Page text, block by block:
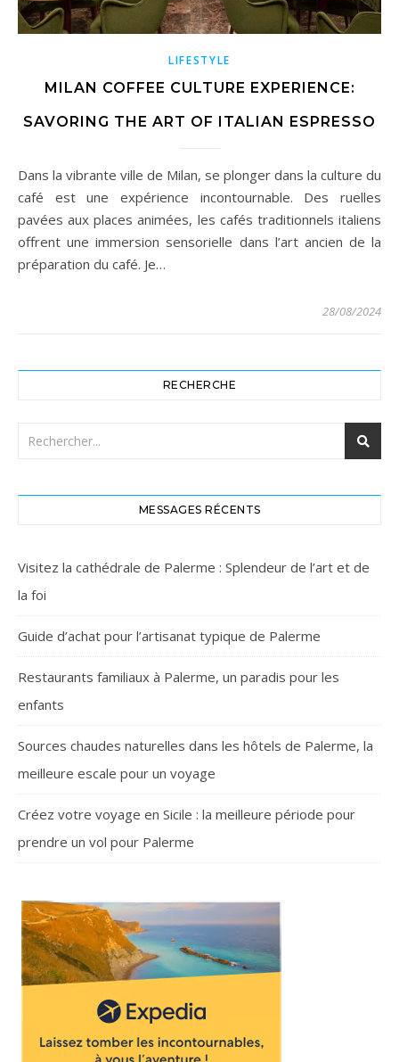
LIFESTYLE
MILAN COFFEE CULTURE EXPERIENCE:
SAVORING THE ART OF ITALIAN ESPRESSO
Dans la vibrante ville de Milan, se plonger dans la culture du
café est une expérience incontournable. Des ruelles
pavées aux places animées, les cafés traditionnels italiens
offrent une immersion sensorielle dans l’art ancien de la
préparation du café. Je…
28/08/2024
RECHERCHE
MESSAGES RÉCENTS
Visitez la cathédrale de Palerme : Splendeur de l’art et de
la foi
Guide d’achat pour l’artisanat typique de Palerme
Restaurants familiaux à Palerme, un paradis pour les
enfants
Sources chaudes naturelles dans les hôtels de Palerme, la
meilleure escale pour un voyage
Créez votre voyage en Sicile : la meilleure période pour
prendre un vol pour Palerme